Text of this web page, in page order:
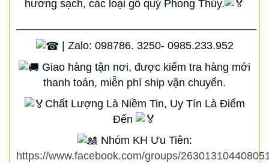
hương sạch, các loại gỗ quý Phong Thủy.
| Zalo: 098786. 3250- 0985.233.952
Giao hàng tận nơi, được kiểm tra hàng mới
thanh toán, miễn phí ship vận chuyển.
Chất Lượng Là Niềm Tin, Uy Tín Là Điểm
Đến
Nhóm KH Ưu Tiên:
https://www.facebook.com/groups/